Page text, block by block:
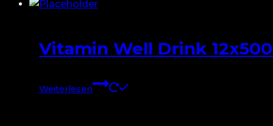
Vitamin Well Drink
Weiterlesen